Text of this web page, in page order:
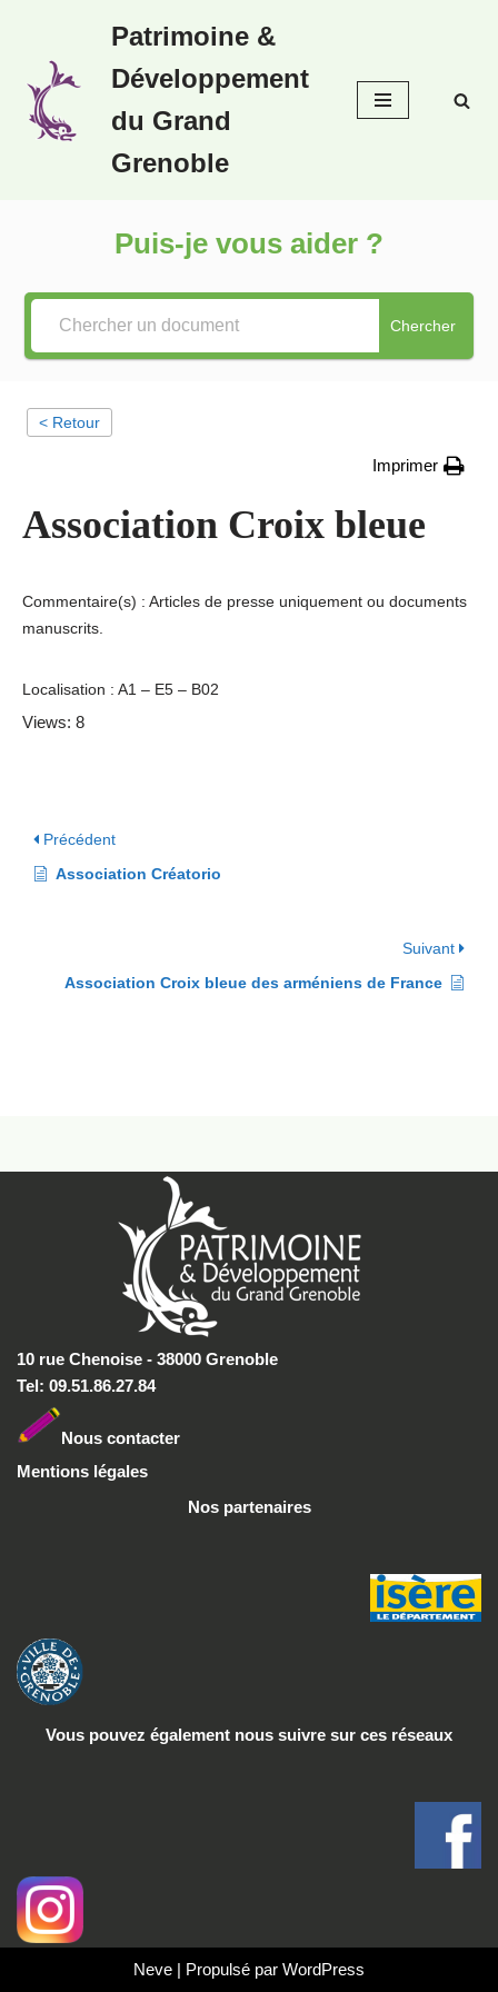
au
contenu
Patrimoine &
Développement
du Grand
Grenoble
Puis-je vous aider ?
Chercher
< Retour
Imprimer
Association Croix bleue
Commentaire(s) : Articles de presse uniquement ou documents
manuscrits.
Localisation : A1 – E5 – B02
Views: 8
Précédent
Association Créatorio
Suivant
Association Croix bleue des arméniens de France
10 rue Chenoise - 38000 Grenoble
Tel: 09.51.86.27.84
Nous contacter
Mentions légales
Nos partenaires
Vous pouvez également nous suivre sur ces réseaux
Neve | Propulsé par WordPress